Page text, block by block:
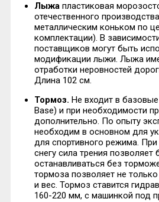
Лыжа пластиковая
отечественного
металлическим коньком по
комплектации). В
поставщиков могут быть
модификации лыжи. Лыжа
отработки неровностей
Длина 102 см.
Тормоз. Не входит в
Base) и при необходимости
дополнительно. По опыту
необходим в основном для
для спортивного режима.
снегу сила трения позволяет
останавливаться без
тормоза позволяет не
и вес. Тормоз ставится
160-220 мм, с машинкой под